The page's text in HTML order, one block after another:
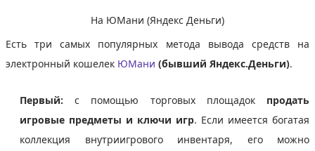
На ЮМани (Яндекс Деньги)
Есть три самых популярных метода вывода средств на
электронный кошелек ЮМани (бывший Яндекс.Деньги).
Первый: с помощью торговых площадок продать
игровые предметы и ключи игр. Если имеется богатая
коллекция внутриигрового инвентаря, его можно